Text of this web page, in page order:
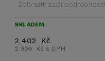
Zobrazit další podrobnosti
SKLADEM
2 402 Kč
2 906 Kč s DPH